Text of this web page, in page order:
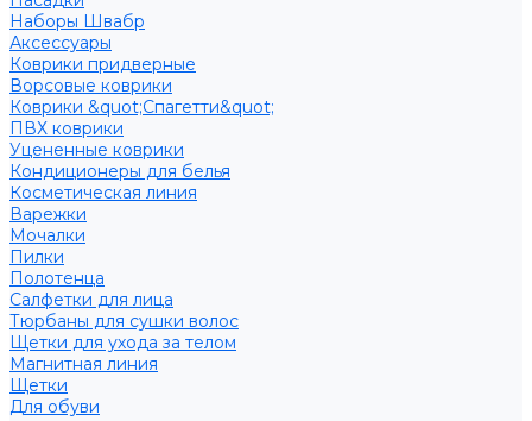
Наборы Швабр
Аксессуары
Коврики придверные
Ворсовые коврики
Коврики &quot;Спагетти&quot;
ПВХ коврики
Уцененные коврики
Кондиционеры для белья
Косметическая линия
Варежки
Мочалки
Пилки
Полотенца
Салфетки для лица
Тюрбаны для сушки волос
Щетки для ухода за телом
Магнитная линия
Щетки
Для обуви